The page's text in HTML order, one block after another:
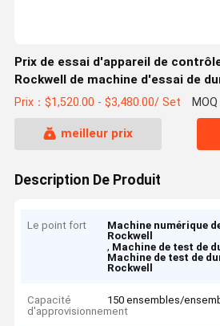
Prix de essai d'appareil de
Rockwell de machine d'essai de
Rockwell
Prix：$1,520.00 - $3,480.00/ Set
meilleur prix
Description De Produit
Le point fort
Machine numérique
Rockwell
, Machine de test de
Machine de test de
Rockwell
Capacité
d'approvisionnement
150 ensembles/